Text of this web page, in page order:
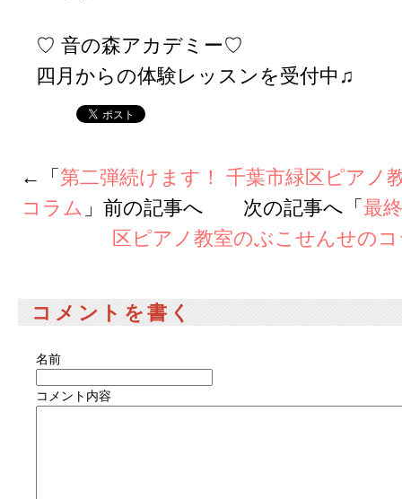
♡ 音の森アカデミー♡
四月からの体験レッスンを受付中♫
←「 第二弾続けます！ 千葉市緑区ピアノ
コラム 」前の記事へ 次の記事へ「 最
区ピアノ教室のぶこせんせの
コメントを書く
名前
コメント内容